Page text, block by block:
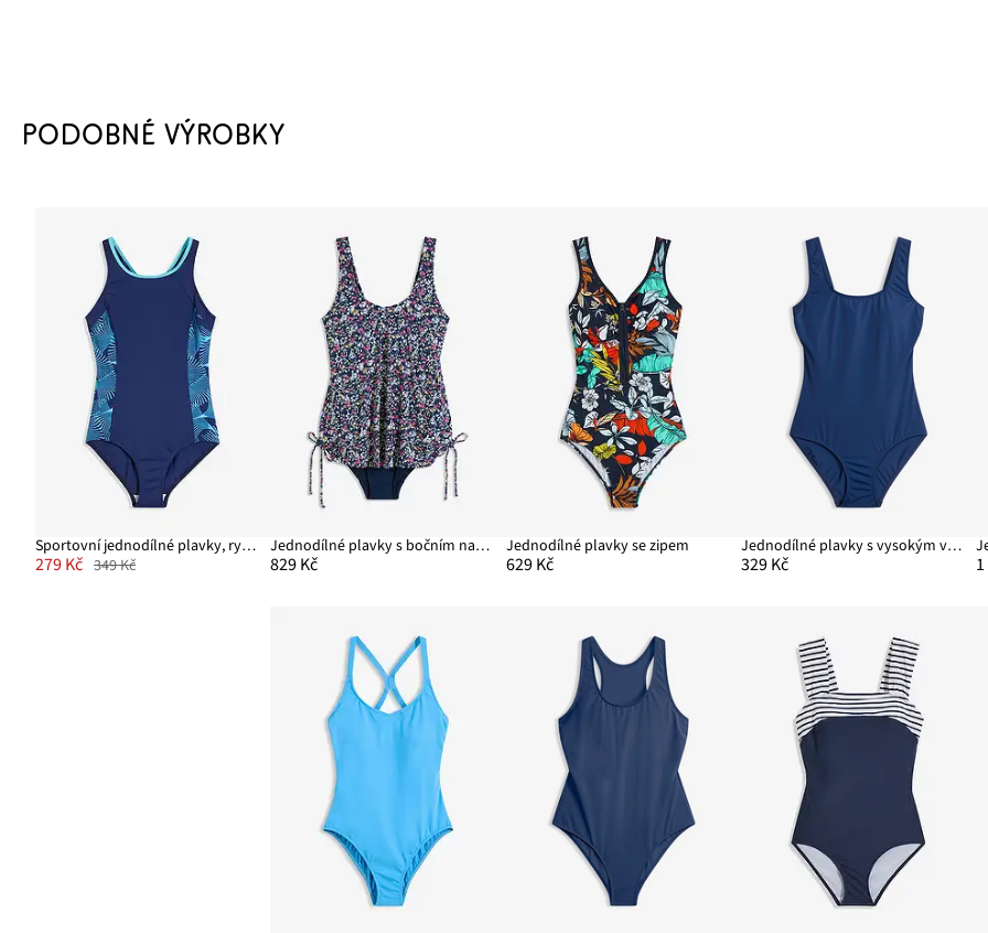
PODOBNÉ VÝROBKY
Sportovní jednodílné plavky, rychleschnoucí
279 Kč 349 Kč
Jednodílné plavky s bočním nařasením
829 Kč
Jednodílné plavky se zipem
629 Kč
Jednodílné plavky s vysokým výstřihem na zádech
329 Kč